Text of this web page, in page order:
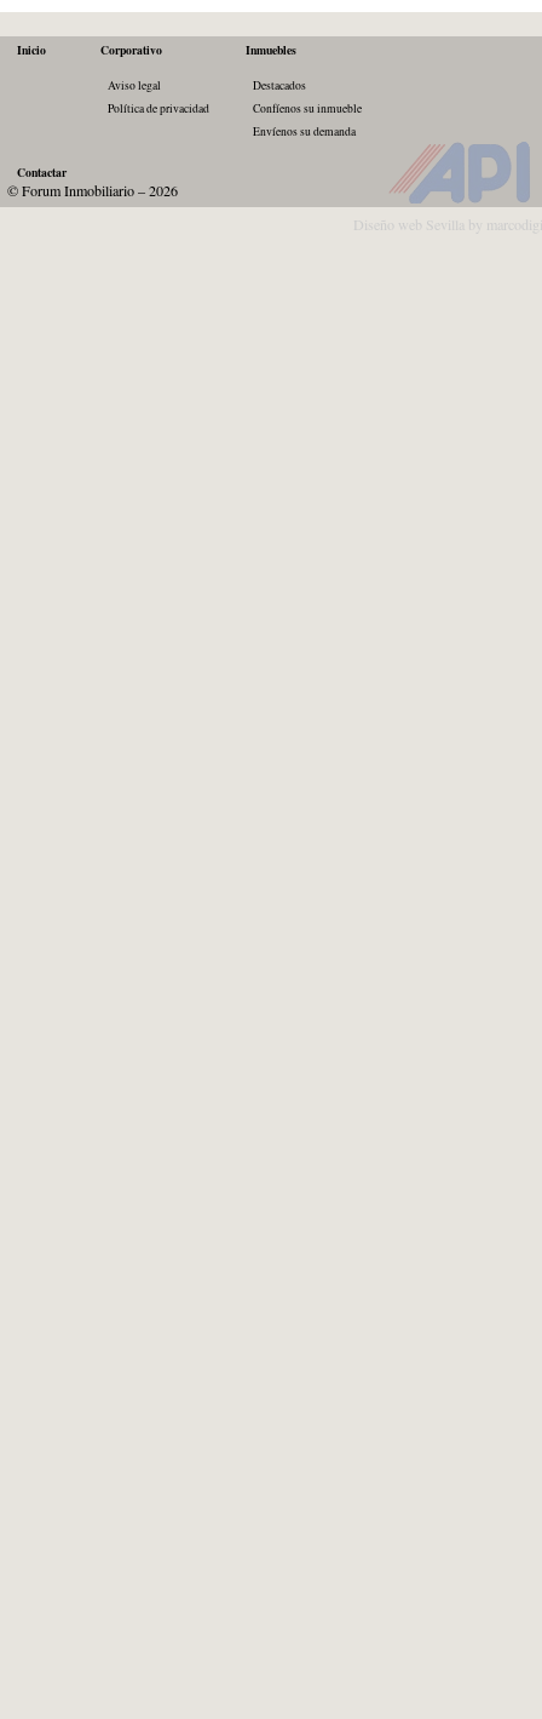
Inicio Corporativo
Aviso legal
Política de privacidad
Inmuebles
Destacados
Confíenos su inmueble
Envíenos su demanda
Contactar
© Forum Inmobiliario – 2026
Diseño web Sevilla by